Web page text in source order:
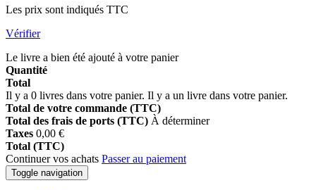
Les prix sont indiqués TTC
Vérifier
Le livre a bien été ajouté à votre panier
Quantité
Total
Il y a 0 livres dans votre panier. Il y a un livre dans votre panier.
Total de votre commande (TTC)
Total des frais de ports (TTC) À déterminer
Taxes 0,00 €
Total (TTC)
Continuer vos achats Passer au paiement
Toggle navigation